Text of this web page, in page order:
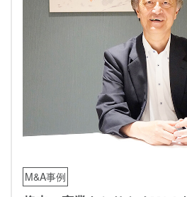
M&A事例